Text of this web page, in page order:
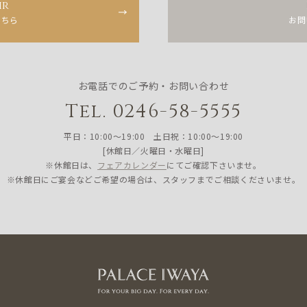
ら お
お電話でのご予約・お問い合わせ
Tel. 0246-58-5555
平日：10:00〜19:00 土日祝：10:00〜19:00
[休館日／火曜日・水曜日]
※休館日は、 フェアカレンダーにてご確認下さいませ。
※休館日にご宴会などご希望の場合は、スタッフまでご相談くださいませ。